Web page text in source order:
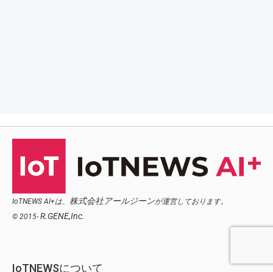
IoTNEWS AI+は、 株式会社アールジーンが運営しております。
© 2015- R.GENE,Inc.
IoTNEWSについて